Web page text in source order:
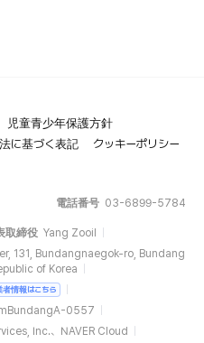
児童青少年保護方針
に基づく表記
クッキーポリシー
電話番号 03-6899-5784
取締役 Yang Zooil
131, Bundangnaegok-ro, Bundang
of Korea
者情報はこちら
0557
Inc.、NAVER Cloud